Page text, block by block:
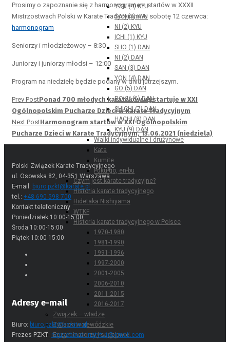
YON (4) KYU
SAN (3) KYU
NI (2) KYU
ICHI (1) KYU
SHO (1) DAN
NI (2) DAN
SAN (3) DAN
YON (4) DAN
GO (5) DAN
ROKU (6) DAN
SHICHI (7) DAN
HACHI (8) DAN
KYU (9) DAN
Walki indywidualne i drużynowe
Kata
Kumite
Fuku-go, en-bu
Czym jest karate tradycyjne?
Historia karate tradycyjnego
Hidetaka Nishiyama
WTKF
Historia karate tradycyjnego w Polsce
1970-1980
1981-1990
1991-1996
1997-2000
2001-2005
2006-2010
2011-2015
2016-2017
Związek – władze
Związki wojewódzkie
Egzaminatorzy i sędziowie
Prosimy o zapoznanie się z harmonogramem startów w XXXII
Mistrzostwach Polski w Karate Tradycyjnym w sobotę 12 czerwca:
harmonogram
Seniorzy i młodzieżowcy – 8:30
Juniorzy i juniorzy młodsi – 12:00
Program na niedzielę będzie podany w dniu jutrzejszym.
Prev PostPonad 700 młodych karateków wystartuje w XXI
Ogólnopolskim Pucharze Dzieci w Karate Tradycyjnym
Next PostHarmonogram startów w XXI Ogólnopolskim
Pucharze Dzieci w Karate Tradycyjnym, 13.06.2021 (niedziela)
Polski Związek Karate Tradycyjnego
ul. Osowska 82, 04-351 Warszawa
E-mail: biuro.pzkt@karate.pl
tel.: +48 690 598 700
Kontakt telefoniczny
Poniedziałek 10:00-15:00
Środa 10:00-15:00
Piątek 10:00-15:00
Adresy e-mail
Biuro: biuro.pzkt@karate.pl
Prezes PZKT: neugebauer.instytut@gmail.com